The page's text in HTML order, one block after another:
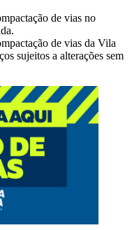
de vias no
de vias da Vila
sujeitos a alterações sem